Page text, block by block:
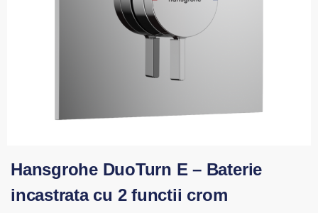
Hansgrohe DuoTurn E – Baterie
incastrata cu 2 functii crom